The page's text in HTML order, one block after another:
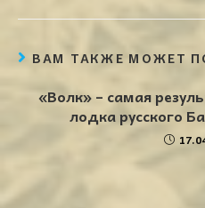
ВАМ ТАКЖЕ МОЖЕТ
«Волк» – самая
лодка русского